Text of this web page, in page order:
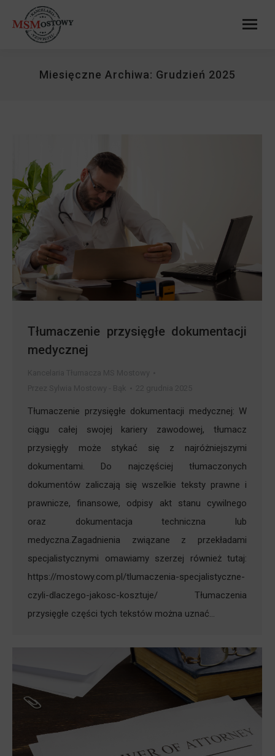
Miesięczne Archiwa: Grudzień 2025
Tłumaczenie przysięgłe dokumentacji
medycznej
Tłumaczenie przysięgłe dokumentacji medycznej: W
ciągu całej swojej kariery zawodowej, tłumacz
przysięgły może stykać się z najróżniejszymi
dokumentami. Do najczęściej tłumaczonych
dokumentów zaliczają się wszelkie teksty prawne i
prawnicze, finansowe, odpisy akt stanu cywilnego
oraz dokumentacja techniczna lub
medyczna.Zagadnienia związane z przekładami
specjalistycznymi omawiamy szerzej również tutaj:
https://mostowy.com.pl/tlumaczenia-specjalistyczne-
czyli-dlaczego-jakosc-kosztuje/ Tłumaczenia
przysięgłe części tych tekstów można uznać…